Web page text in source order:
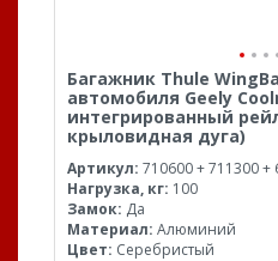
Багажник Thule
автомобиля Geely
интегрированный
крыловидная дуга)
Артикул: 710600 + 711300 +
Нагрузка, кг: 100
Замок: Да
Материал: Алюминий
Цвет: Серебристый